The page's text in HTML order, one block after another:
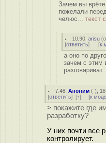
Зачем вы
пожелали
челюс... текст
10.90 ,arisu (
[ответить] [к
а оно по
зачем с этим
7.46 ,Аноним (-),
[ответить] [↑] [к
> покажите где
разработку?
У них почти все
контролирует.